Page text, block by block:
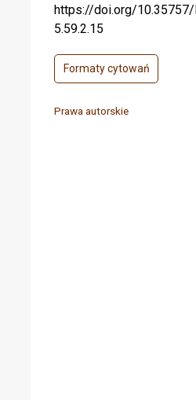
https://doi.org/10.35757/
5.59.2.15
Formaty cytowań
Prawa autorskie